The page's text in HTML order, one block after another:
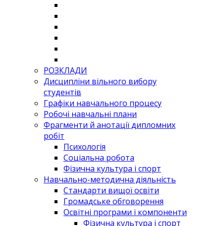
РОЗКЛАДИ
Дисципліни вільного вибору
студентів
Графіки навчального процесу
Робочі навчальні плани
Фрагменти й анотації дипломних
робіт
Психологія
Соціальна робота
Фізична культура і спорт
Навчально-методична діяльність
Стандарти вищої освіти
Громадське обговорення
Освітні програми і компоненти
Фізична культура і спорт